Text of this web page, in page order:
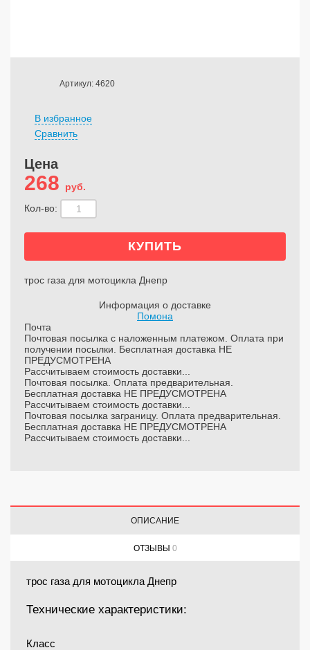
Артикул: 4620
В избранное
Сравнить
Цена
268
руб.
Кол-во:
трос газа для мотоцикла Днепр
Информация о доставке
Помона
Почта
Почтовая посылка с наложенным платежом. Оплата при
получении посылки. Бесплатная доставка НЕ
ПРЕДУСМОТРЕНА
Рассчитываем стоимость доставки...
Почтовая посылка. Оплата предварительная.
Бесплатная доставка НЕ ПРЕДУСМОТРЕНА
Рассчитываем стоимость доставки...
Почтовая посылка заграницу. Оплата предварительная.
Бесплатная доставка НЕ ПРЕДУСМОТРЕНА
Рассчитываем стоимость доставки...
ОПИСАНИЕ
ОТЗЫВЫ 0
трос газа для мотоцикла Днепр
Технические характеристики:
Класс